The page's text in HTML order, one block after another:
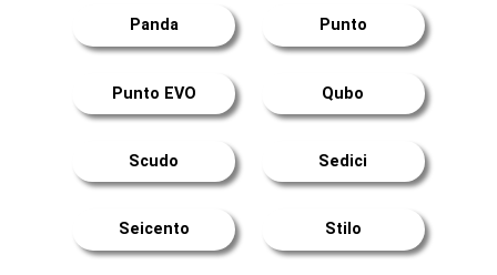
Panda Punto
Punto EVO Qubo
Scudo Sedici
Seicento Stilo